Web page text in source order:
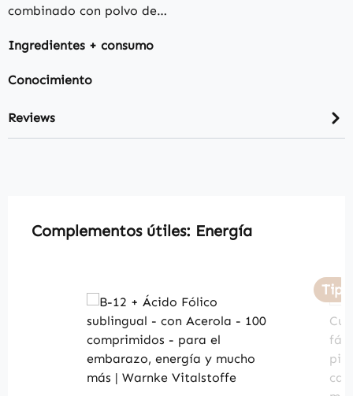
combinado con polvo de…
Ingredientes + consumo
Conocimiento
Reviews
Skip product gallery
Complementos útiles: Energía
Tip